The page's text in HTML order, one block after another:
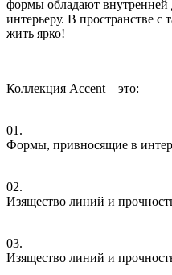
формы обладают
интерьеру. В пространстве с
жить ярко!
Коллекция Accent – это:
01.
Формы, привносящие в
02.
Изящество линий и
03.
Изящество линий и